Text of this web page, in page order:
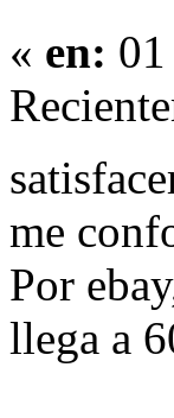
« en:
me
Por
llega a